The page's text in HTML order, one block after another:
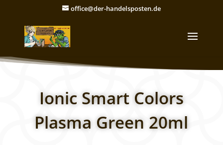
office@der-handelsposten.de
Ionic Smart Colors
Plasma Green 20ml